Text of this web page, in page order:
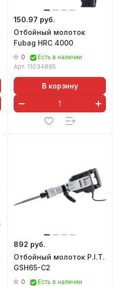
150.97 руб.
Отбойный молоток
Fubag HRC 4000
0
Есть в наличии
Арт. 11034885
В корзину
892 руб.
Отбойный молоток P.I.T.
GSH65-C2
0
Есть в наличии